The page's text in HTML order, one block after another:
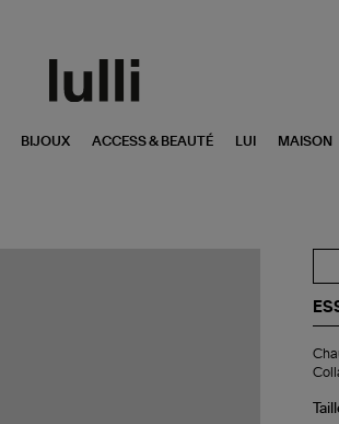
BIJOUX ACCESS & BEAUTÉ LUI MAISON